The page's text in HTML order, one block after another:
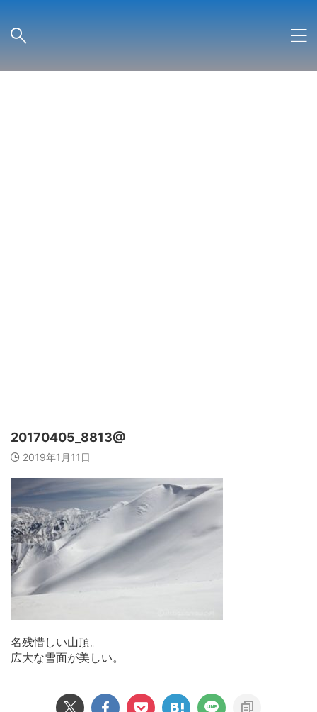
20170405_8813@
2019年1月11日
名残惜しい山頂。
広大な雪面が美しい。